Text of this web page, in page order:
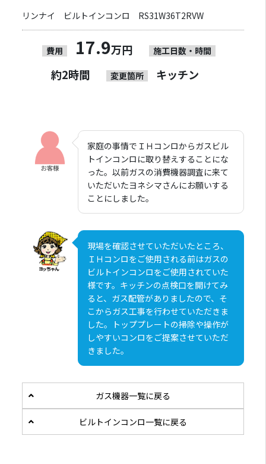
リンナイ ビルトインコンロ RS31W36T2RVW
費用 17.9万円 施工日数・時間
約2時間 変更箇所 キッチン
家庭の事情でＩＨコンロからガスビル
トインコンロに取り替えすることにな
った。以前ガスの消費機器調査に来て
いただいたヨネシマさんにお願いする
ことにしました。
現場を確認させていただいたところ、
ＩＨコンロをご使用される前はガスの
ビルトインコンロをご使用されていた
様です。キッチンの点検口を開けてみ
ると、ガス配管がありましたので、そ
こからガス工事を行わせていただきま
した。トッププレートの掃除や操作が
しやすいコンロをご提案させていただ
きました。
ガス機器一覧に戻る
ビルトインコンロ一覧に戻る